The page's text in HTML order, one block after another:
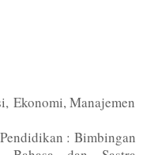
Ekonomi, Manajemen
: Bimbingan